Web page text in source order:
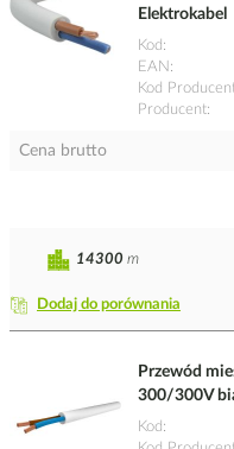
Elektrokabel
Kod
EAN
Kod
Producent
Cena brutto
Dodaj do porównania
14300 m
Przewód
300/300V
Kod